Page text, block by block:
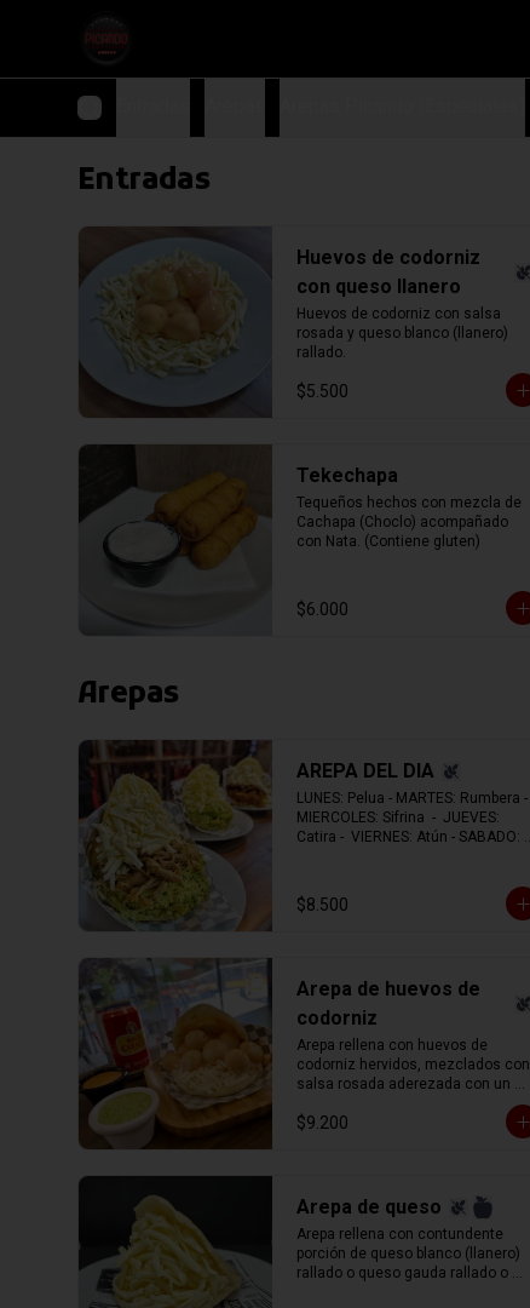
Entradas
Huevos de codorniz
con queso llanero
Huevos de codorniz con salsa
rosada y queso blanco (llanero)
rallado.
$5.500
Tekechapa
Tequeños hechos con mezcla de
Cachapa (Choclo) acompañado
con Nata. (Contiene gluten)
$6.000
Arepas
AREPA DEL DIA
LUNES: Pelua - MARTES: Rumbera -
MIERCOLES: Sifrina  -  JUEVES:
Catira -  VIERNES: Atún - SABADO:
$8.500
Arepa de huevos de
codorniz
Arepa rellena con huevos de
codorniz hervidos, mezclados con
salsa rosada aderezada con un
(llanero) rallado.
$9.200
Arepa de queso
Arepa rellena con contundente
porción de queso blanco (llanero)
rallado o queso gauda rallado o